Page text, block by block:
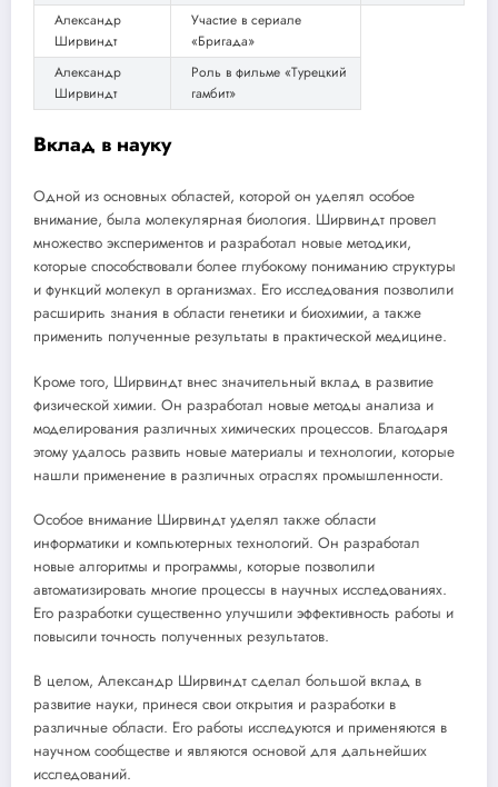
Александр
Ширвиндт
Участие в сериале
«Бригада»
Александр
Ширвиндт
Роль в фильме «Турецкий
гамбит»
Вклад в науку
Одной из основных областей, которой он уделял особое
внимание, была молекулярная биология. Ширвиндт провел
множество экспериментов и разработал новые методики,
которые способствовали более глубокому пониманию структуры
и функций молекул в организмах. Его исследования позволили
расширить знания в области генетики и биохимии, а также
применить полученные результаты в практической медицине.
Кроме того, Ширвиндт внес значительный вклад в развитие
физической химии. Он разработал новые методы анализа и
моделирования различных химических процессов. Благодаря
этому удалось развить новые материалы и технологии, которые
нашли применение в различных отраслях промышленности.
Особое внимание Ширвиндт уделял также области
информатики и компьютерных технологий. Он разработал
новые алгоритмы и программы, которые позволили
автоматизировать многие процессы в научных исследованиях.
Его разработки существенно улучшили эффективность работы и
повысили точность полученных результатов.
В целом, Александр Ширвиндт сделал большой вклад в
развитие науки, принеся свои открытия и разработки в
различные области. Его работы исследуются и применяются в
научном сообществе и являются основой для дальнейших
исследований.